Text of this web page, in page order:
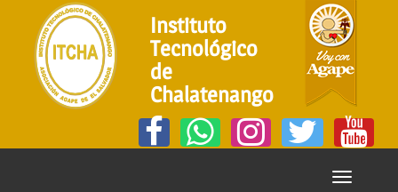
Instituto
Tecnológico
de
Chalatenango
Mostrar